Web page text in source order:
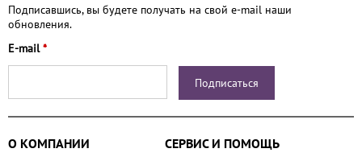
Подписавшись, вы будете получать на свой e-mail наши
обновления.
E-mail*
О КОМПАНИИ
СЕРВИС И ПОМОЩЬ